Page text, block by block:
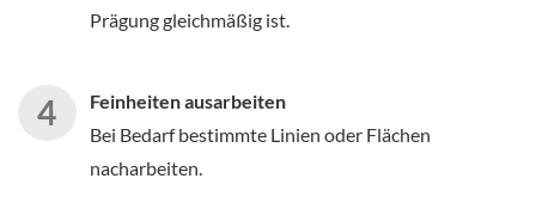
Prägung gleichmäßig ist.
Feinheiten ausarbeiten
Bei Bedarf bestimmte Linien oder Flächen
nacharbeiten.